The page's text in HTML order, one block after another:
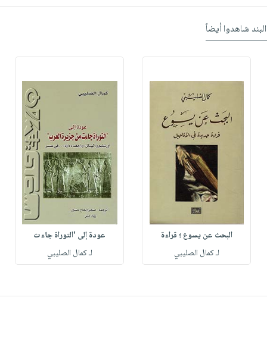
شاهدوا أيضاً
البحث عن يسوع ؛ قراءة
لـ كمال الصليبي
عودة إلى 'التوراة جاءت
لـ كمال الصليبي